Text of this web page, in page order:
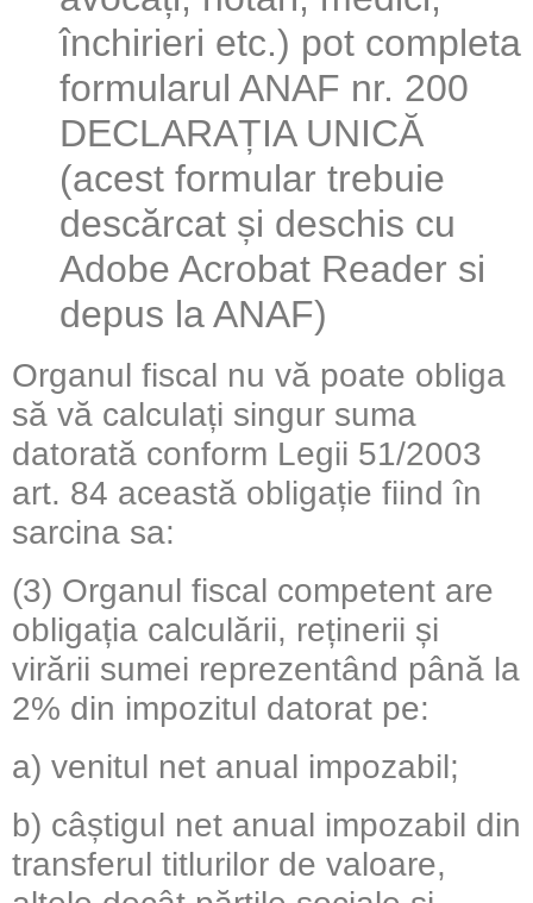
închirieri etc.) pot completa
formularul ANAF nr. 200
DECLARAȚIA UNICĂ
(acest formular trebuie
descărcat și deschis cu
Adobe Acrobat Reader si
depus la ANAF)
Organul fiscal nu vă poate obliga
să vă calculați singur suma
datorată conform Legii 51/2003
art. 84 această obligație fiind în
sarcina sa:
(3) Organul fiscal competent are
obligația calculării, reținerii și
virării sumei reprezentând până la
2% din impozitul datorat pe:
a) venitul net anual impozabil;
b) câștigul net anual impozabil din
transferul titlurilor de valoare,